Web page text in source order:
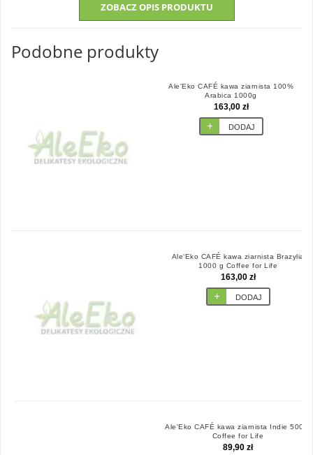
ZOBACZ OPIS PRODUKTU
Podobne produkty
Ale'Eko CAFÉ kawa ziarnista 100%
Arabica 1000g
163,00 zł
DODAJ
Ale'Eko CAFÉ kawa ziarnista Brazylia
1000 g Coffee for Life
163,00 zł
DODAJ
Ale'Eko CAFÉ kawa ziarnista Indie 500 g
Coffee for Life
89,90 zł